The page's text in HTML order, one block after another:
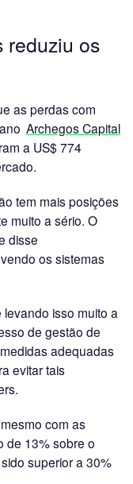
reduziu os
as perdas com
Archegos Capital
a US$ 774
tem mais posições
muito a sério. O
disse
os sistemas
isso muito a
de gestão de
adequadas
evitar tais
com as
de 13% sobre o
superior a 30%